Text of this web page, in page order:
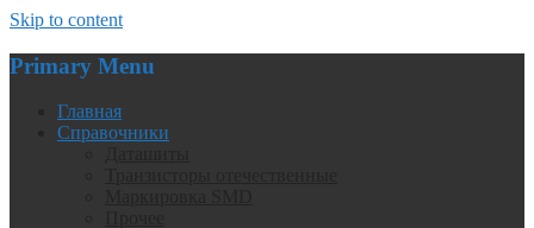
Skip to content
Primary Menu
Главная
Справочники